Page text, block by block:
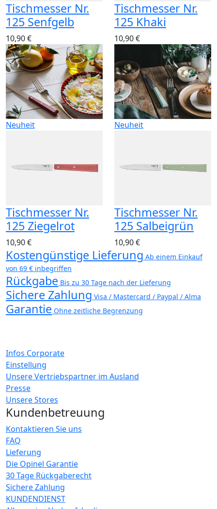
Tischmesser Nr.
125 Senfgelb
10,90 €
Tischmesser Nr.
125 Khaki
10,90 €
Neuheit
Tischmesser Nr.
125 Ziegelrot
10,90 €
Neuheit
Tischmesser Nr.
125 Salbeigrün
10,90 €
Kostengünstige Lieferung Ab einem Einkauf
von 69 € inbegriffen
Rückgabe Bis zu 30 Tage nach der Lieferung
Sichere Zahlung Visa / Mastercard / Paypal / Alma
Garantie Ohne zeitliche Begrenzung
Infos Corporate
Einstellung
Unsere Vertriebspartner im Ausland
Presse
Unsere Stores
Kundenbetreuung
Kontaktieren Sie uns
FAQ
Lieferung
Die Opinel Garantie
30 Tage Rückgaberecht
Sichere Zahlung
KUNDENDIENST